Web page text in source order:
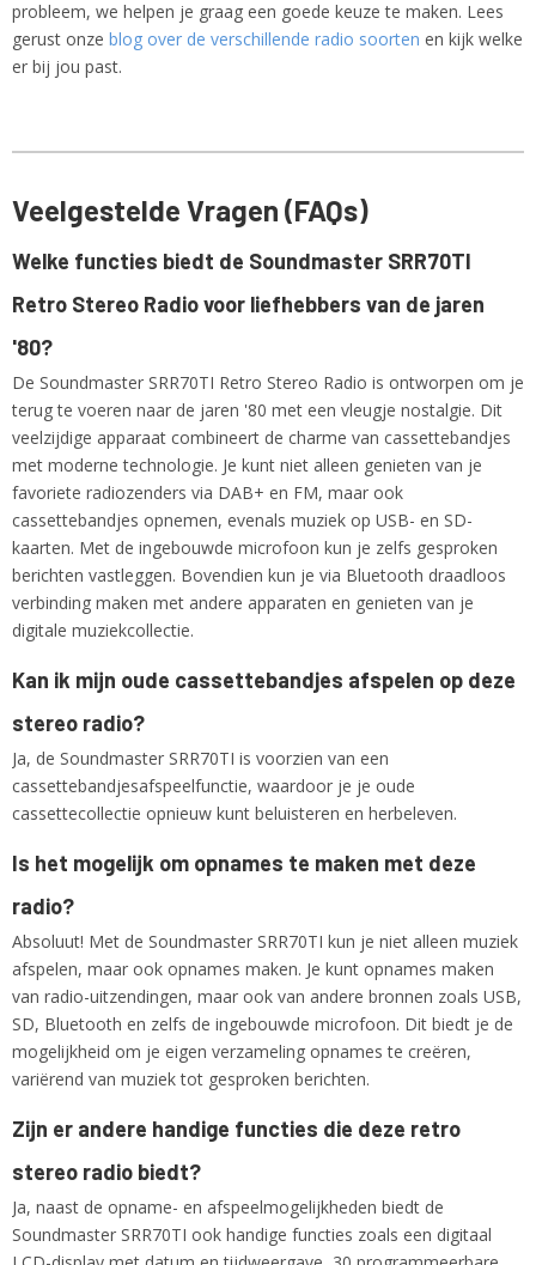
probleem, we helpen je graag een goede keuze te maken. Lees
gerust onze blog over de verschillende radio soorten en kijk welke
er bij jou past.
Veelgestelde Vragen (FAQs)
Welke functies biedt de Soundmaster SRR70TI
Retro Stereo Radio voor liefhebbers van de jaren
'80?
De Soundmaster SRR70TI Retro Stereo Radio is ontworpen om je
terug te voeren naar de jaren '80 met een vleugje nostalgie. Dit
veelzijdige apparaat combineert de charme van cassettebandjes
met moderne technologie. Je kunt niet alleen genieten van je
favoriete radiozenders via DAB+ en FM, maar ook
cassettebandjes opnemen, evenals muziek op USB- en SD-
kaarten. Met de ingebouwde microfoon kun je zelfs gesproken
berichten vastleggen. Bovendien kun je via Bluetooth draadloos
verbinding maken met andere apparaten en genieten van je
digitale muziekcollectie.
Kan ik mijn oude cassettebandjes afspelen op deze
stereo radio?
Ja, de Soundmaster SRR70TI is voorzien van een
cassettebandjesafspeelfunctie, waardoor je je oude
cassettecollectie opnieuw kunt beluisteren en herbeleven.
Is het mogelijk om opnames te maken met deze
radio?
Absoluut! Met de Soundmaster SRR70TI kun je niet alleen muziek
afspelen, maar ook opnames maken. Je kunt opnames maken
van radio-uitzendingen, maar ook van andere bronnen zoals USB,
SD, Bluetooth en zelfs de ingebouwde microfoon. Dit biedt je de
mogelijkheid om je eigen verzameling opnames te creëren,
variërend van muziek tot gesproken berichten.
Zijn er andere handige functies die deze retro
stereo radio biedt?
Ja, naast de opname- en afspeelmogelijkheden biedt de
Soundmaster SRR70TI ook handige functies zoals een digitaal